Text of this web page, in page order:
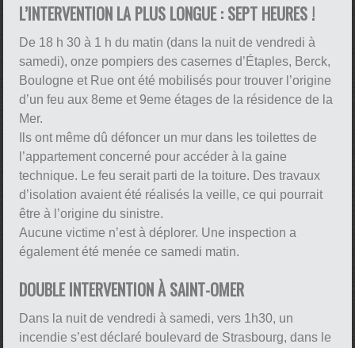
L’INTERVENTION LA PLUS LONGUE : SEPT HEURES !
De 18 h 30 à 1 h du matin (dans la nuit de vendredi à
samedi), onze pompiers des casernes d’Étaples, Berck,
Boulogne et Rue ont été mobilisés pour trouver l’origine
d’un feu aux 8eme et 9eme étages de la résidence de la
Mer.
Ils ont même dû défoncer un mur dans les toilettes de
l’appartement concerné pour accéder à la gaine
technique. Le feu serait parti de la toiture. Des travaux
d’isolation avaient été réalisés la veille, ce qui pourrait
être à l’origine du sinistre.
Aucune victime n’est à déplorer. Une inspection a
également été menée ce samedi matin.
DOUBLE INTERVENTION À SAINT-OMER
Dans la nuit de vendredi à samedi, vers 1h30, un
incendie s’est déclaré boulevard de Strasbourg, dans le